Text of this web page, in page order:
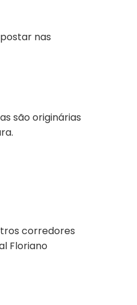
nas
são originárias
corredores
Floriano